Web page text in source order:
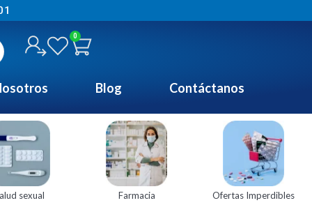
0
Blog Contáctanos
sexual Farmacia Ofertas Imperdibles